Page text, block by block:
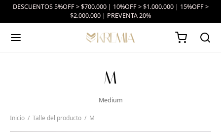
DESCUENTOS 5%OFF > $700.000 | 10%OFF > $1.000.000 | 15%OFF >
$2.000.000 | PREVENTA 20%
M
Medium
Inicio / Talle del producto / M